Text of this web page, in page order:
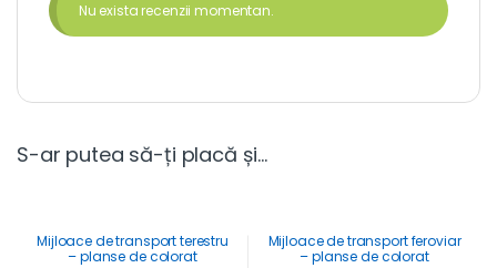
Nu exista recenzii momentan.
S-ar putea să-ți placă și…
Mijloace de transport terestru
– planse de colorat
Mijloace de transport feroviar
– planse de colorat